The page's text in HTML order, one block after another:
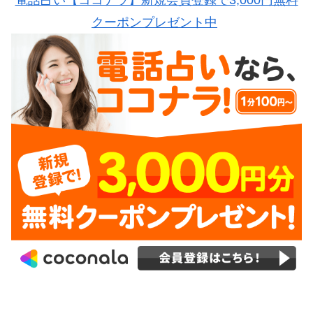
クーポンプレゼント中